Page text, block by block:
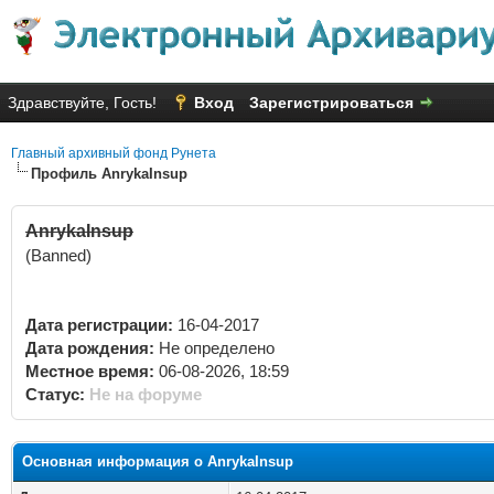
Здравствуйте, Гость! Вход Зарегистрироваться
Главный архивный фонд Рунета
Профиль AnrykaInsup
AnrykaInsup
(Banned)
Дата регистрации: 16-04-2017
Дата рождения: Не определено
Местное время: 06-08-2026, 18:59
Статус: Не на форуме
Основная информация о AnrykaInsup